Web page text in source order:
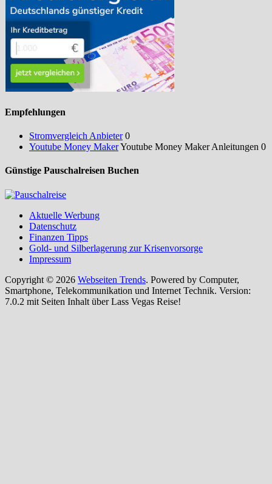
Empfehlungen
Stromvergleich Anbieter0
Youtube Money MakerYoutube Money Maker Anleitungen 0
Günstige Pauschalreisen Buchen
Aktuelle Werbung
Datenschutz
Finanzen Tipps
Gold- und Silberlagerung zur Krisenvorsorge
Impressum
Copyright © 2026 Webseiten Trends. Powered by Computer,
Smartphone, Telekommunikation und Internet Technik. Version:
7.0.2 mit Seiten Inhalt über Lass Vegas Reise!